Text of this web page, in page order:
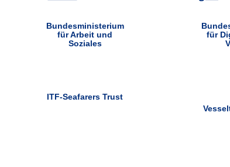
Bundesministerium
für Arbeit und
Soziales
für
ITF-Seafarers Trust